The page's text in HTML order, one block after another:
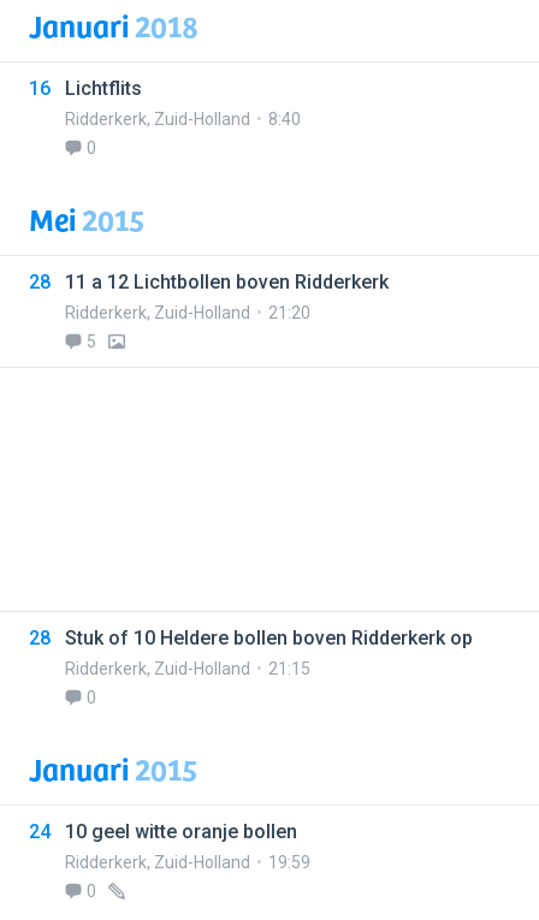
Januari2018
16 Lichtflits
Ridderkerk, Zuid-Holland
8:40
0
Mei2015
28 11 a 12 Lichtbollen boven Ridderkerk
Ridderkerk, Zuid-Holland
21:20
5
28 Stuk of 10 Heldere bollen boven Ridderkerk op
Ridderkerk, Zuid-Holland
21:15
0
Januari2015
24 10 geel witte oranje bollen
Ridderkerk, Zuid-Holland
19:59
0